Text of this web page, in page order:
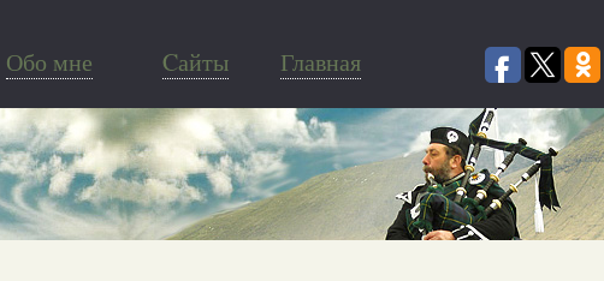
Обо мне Cайты Главная